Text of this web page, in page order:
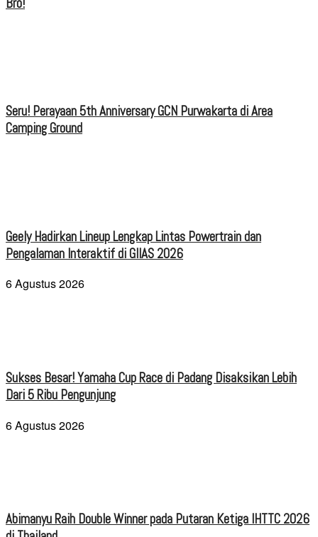
Seru! Perayaan 5th Anniversary GCN Purwakarta di Area
Camping Ground
Geely Hadirkan Lineup Lengkap Lintas Powertrain dan
Pengalaman Interaktif di GIIAS 2026
6 Agustus 2026
Sukses Besar! Yamaha Cup Race di Padang Disaksikan Lebih
Dari 5 Ribu Pengunjung
6 Agustus 2026
Abimanyu Raih Double Winner pada Putaran Ketiga IHTTC 2026